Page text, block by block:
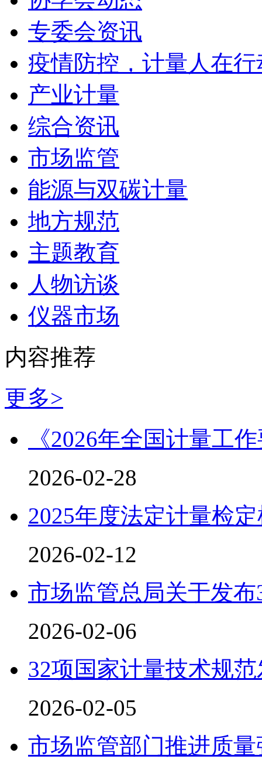
专委会资讯
疫情防控，计量人在行
产业计量
综合资讯
市场监管
能源与双碳计量
地方规范
主题教育
人物访谈
仪器市场
内容推荐
更多>
《2026年全国计量工
2026-02-28
2025年度法定计量检
2026-02-12
市场监管总局关于发
2026-02-06
32项国家计量技术规
2026-02-05
市场监管部门推进质